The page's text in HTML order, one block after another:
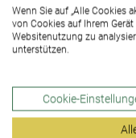
Wenn Sie auf „Alle Cookies
von Cookies auf Ihrem
Websitenutzung zu
unterstützen.
Cookie-